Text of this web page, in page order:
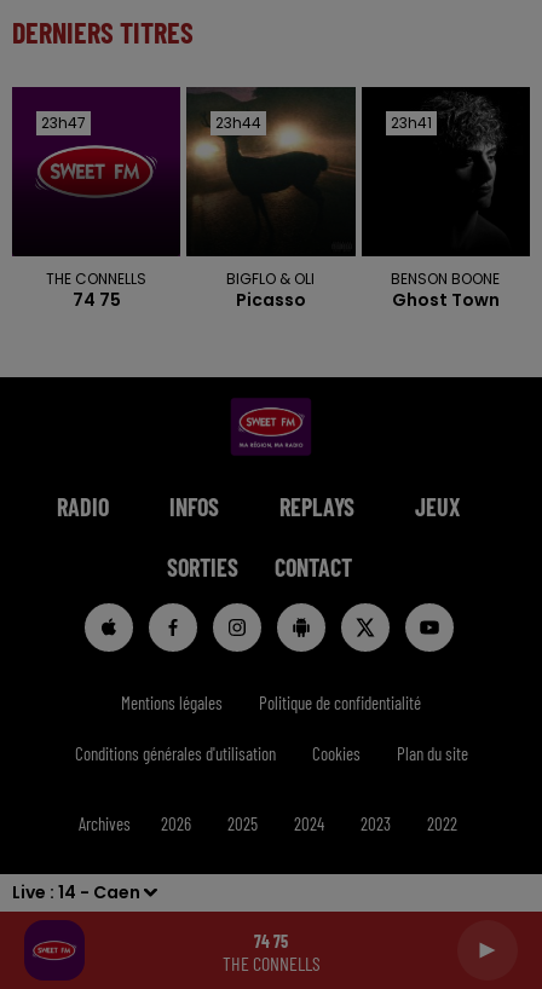
Live : 14 - Caen
74 75
THE CONNELLS
DERNIERS TITRES
23h47
23h47
THE CONNELLS
74 75
23h44
23h44
BIGFLO & OLI
Picasso
23h41
23h41
BENSON BOONE
Ghost Town
RADIO INFOS REPLAYS JEUX
SORTIES CONTACT
Mentions légales Politique de confidentialité
Conditions générales d'utilisation Cookies Plan du site
Archives 2026 2025 2024 2023 2022